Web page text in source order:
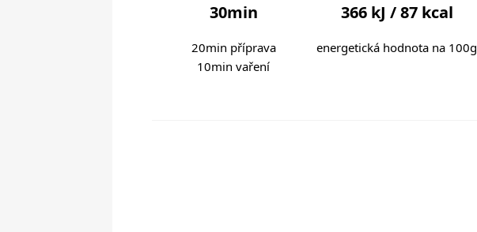
30min
20min příprava
10min vaření
366 kJ / 87 kcal
energetická hodnota na 100g